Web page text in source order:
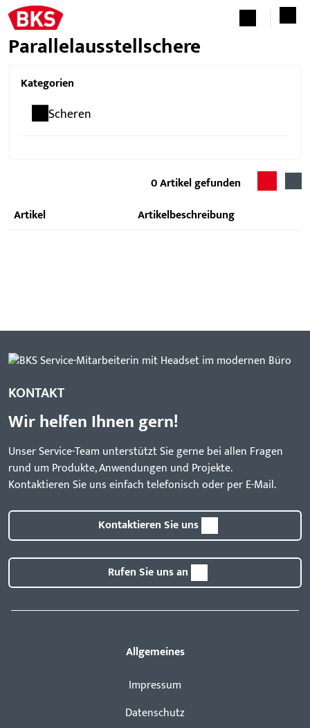
Parallelausstellschere
Kategorien
Scheren
Artikel gefunden
Artikel
Artikelbeschreibung
KONTAKT
Wir helfen Ihnen gern!
Unser Service-Team unterstützt Sie gerne bei allen Fragen
rund um Produkte, Anwendungen und Projekte.
Kontaktieren Sie uns einfach telefonisch oder per E-Mail.
Kontaktieren Sie uns
Rufen Sie uns an
Allgemeines
Impressum
Datenschutz